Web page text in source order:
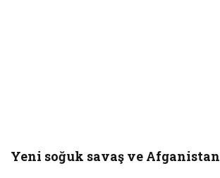
Yeni soğuk savaş ve Afganistan